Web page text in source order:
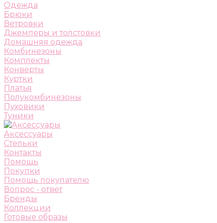
Одежда
Брюки
Ветровки
Джемперы и толстовки
Домашняя одежда
Комбинезоны
Комплекты
Конверты
Куртки
Платья
Полукомбинезоны
Пуховики
Туники
Аксессуары
Стельки
Контакты
Помощь
Покупки
Помощь покупателю
Вопрос - ответ
Бренды
Коллекции
Готовые образы